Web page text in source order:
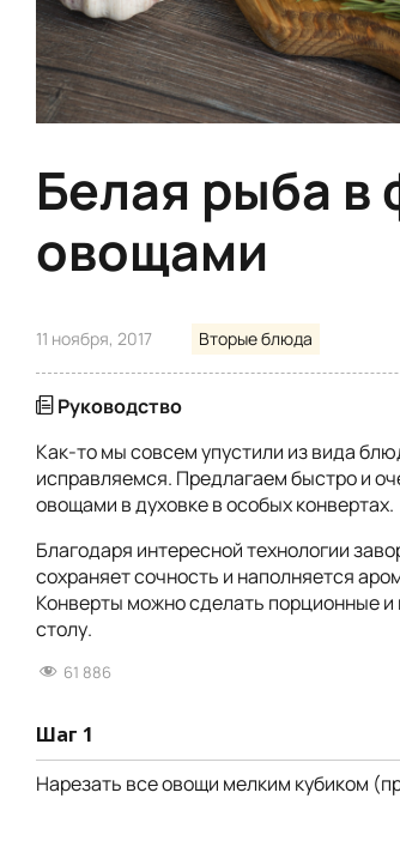
Белая рыба в
овощами
11 ноября, 2017 Вторые блюда
Руководство
Как-то мы совсем упустили из вида
исправляемся. Предлагаем быстро и
овощами в духовке в особых конвертах.
Благодаря интересной технологии
сохраняет сочность и наполняется
Конверты можно сделать порционные и
столу.
61 886
Шаг 1
Нарезать все овощи мелким кубиком